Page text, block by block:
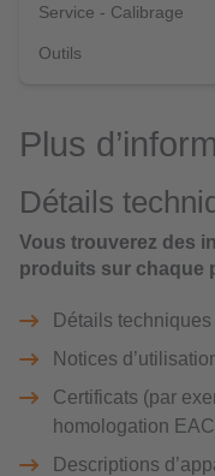
Service - Calibrage
Outils
Plus
Détails
Vous trouverez des
produits sur chaque
Détails techniques
Notices
Certificats (par
homologation
Descriptions